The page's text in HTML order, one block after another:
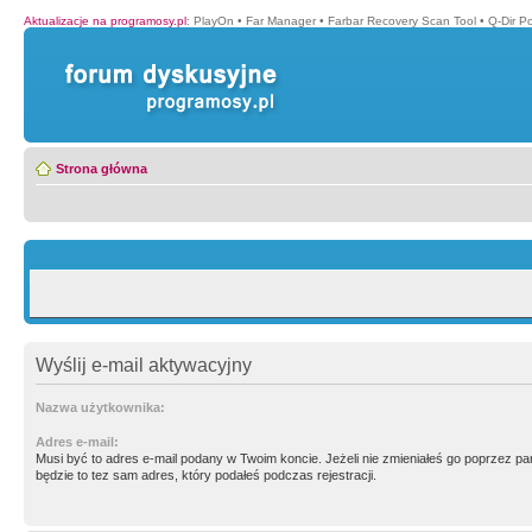
Aktualizacje na programosy.pl: PlayOn • Far Manager • Farbar Recovery Scan Tool • Q-Dir
Strona główna
Wyślij e-mail aktywacyjny
Nazwa użytkownika:
Adres e-mail:
Musi być to adres e-mail podany w Twoim koncie. Jeżeli nie zmieniałeś go poprzez
będzie to tez sam adres, który podałeś podczas rejestracji.